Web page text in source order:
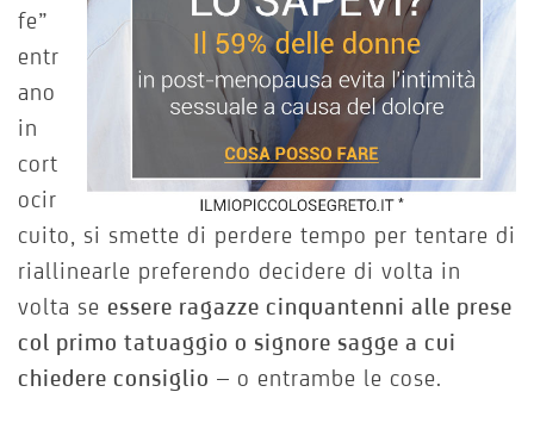
fe”
entr
ano
in
cort
ocir
cuito, si smette di perdere tempo per tentare di
riallinearle preferendo decidere di volta in
volta se essere ragazze cinquantenni alle prese
col primo tatuaggio o signore sagge a cui
chiedere consiglio – o entrambe le cose.